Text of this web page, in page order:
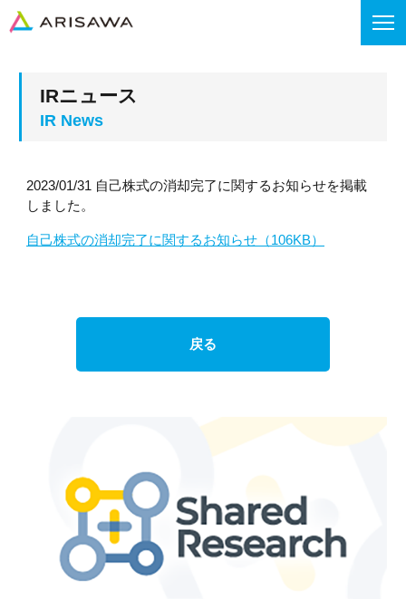
IRニュース
2023/01/31 自己株式の消却完了に関するお知らせを掲載
しました。
自己株式の消却完了に関するお知らせ（106KB）
戻る